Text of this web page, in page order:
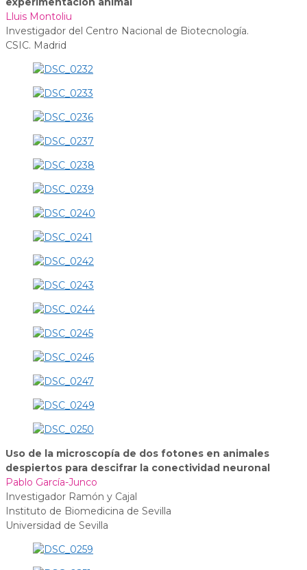
Lluis Montoliu
Investigador del Centro Nacional de Biotecnología.
CSIC. Madrid
Uso de la microscopía de dos fotones en animales
despiertos para descifrar la conectividad neuronal
Pablo García-Junco
Investigador Ramón y Cajal
Instituto de Biomedicina de Sevilla
Universidad de Sevilla